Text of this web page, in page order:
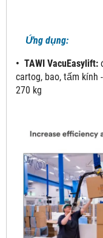
Ứng dụng:
• TAWI VacuEasylift:
cartog, bao, tấm
270 kg